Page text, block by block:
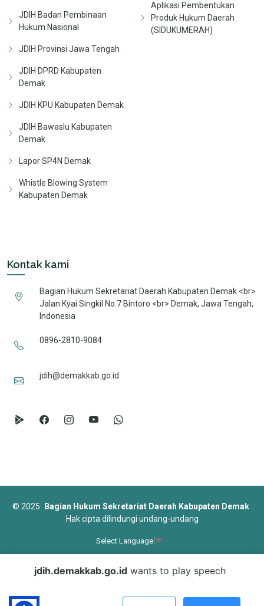
JDIH Badan Pembinaan
Hukum Nasional
JDIH Provinsi Jawa Tengah
JDIH DPRD Kabupaten
Demak
JDIH KPU Kabupaten Demak
JDIH Bawaslu Kabupaten
Demak
Lapor SP4N Demak
Whistle Blowing System
Kabupaten Demak
Aplikasi Pembentukan
Produk Hukum Daerah
(SIDUKUMERAH)
Kontak kami
Bagian Hukum Sekretariat Daerah Kabupaten Demak <br>
Jalan Kyai Singkil No.7 Bintoro <br> Demak, Jawa Tengah,
Indonesia
0896-2810-9084
jdih@demakkab.go.id
© 2025
Bagian Hukum Sekretariat Daerah Kabupaten Demak
Hak cipta dilindungi undang-undang
Select Language ▼
jdih.demakkab.go.idwants to play speech